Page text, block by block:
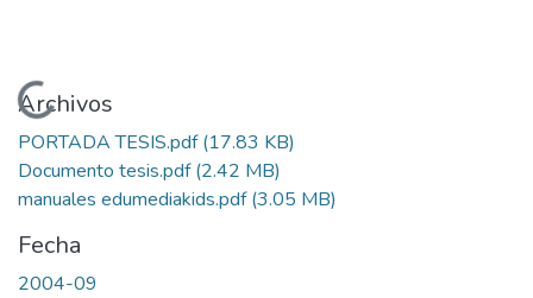
Cargando...
Archivos
PORTADA TESIS.pdf(17.83 KB)
Documento tesis.pdf(2.42 MB)
manuales edumediakids.pdf(3.05 MB)
Fecha
2004-09